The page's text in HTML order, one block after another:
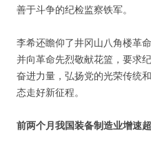
善于斗争的纪检监察铁军。
李希还瞻仰了井冈山八角楼革
并向革命先烈敬献花篮，要求
奋进力量，弘扬党的光荣传统
态走好新征程。
前两个月我国装备制造业增速